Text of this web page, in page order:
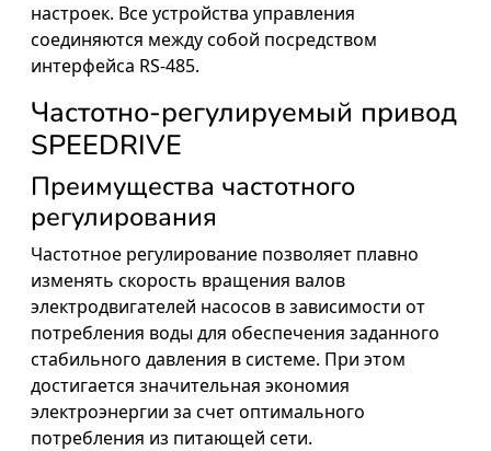
настроек. Все устройства управления
соединяются между собой посредством
интерфейса RS-485.
Частотно-регулируемый привод
SPEEDRIVE
Преимущества частотного
регулирования
Частотное регулирование позволяет плавно
изменять скорость вращения валов
электродвигателей насосов в зависимости от
потребления воды для обеспечения заданного
стабильного давления в системе. При этом
достигается значительная экономия
электроэнергии за счет оптимального
потребления из питающей сети.